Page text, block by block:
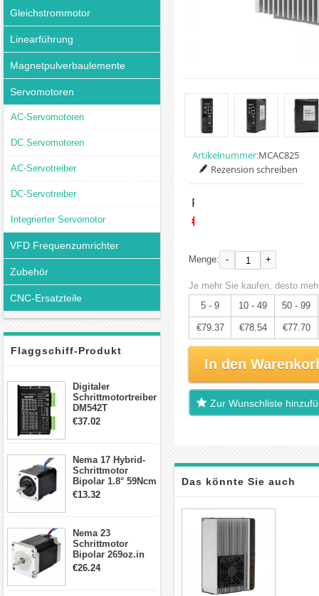
Gleichstrommotor
Linearführung
Magnetpulverbaulemente
Servomotoren
AC-Servomotoren
DC Servomotoren
AC-Servotreiber
DC-Servotreiber
Integrierter Servomotor
VFD Frequenzumrichter
Zubehör
CNC-Ersatzteile
Flaggschiff-Produkt
Digitaler
Schrittmotortreiber
DM542T
Schrittmotor
Schrittmotor
€37.02
Nema 17 Hybrid-
Schrittmotor
Bipolar 1.8° 59Ncm
2A 4 Drähte mit 1m
€13.32
Nema 23
Schrittmotor
Bipolar 269oz.in
2,8A 57x57x76mm
€26.24
Artikelnummer:MCAC825
Rezension schreiben
Preis:
€83.55
Menge: - +
Je mehr Sie kaufen, desto
5 - 9
10 - 49 50 - 99
€79.37 €78.54 €77.70
In den
Zur Wunschliste
Das könnte Sie auch
interessieren